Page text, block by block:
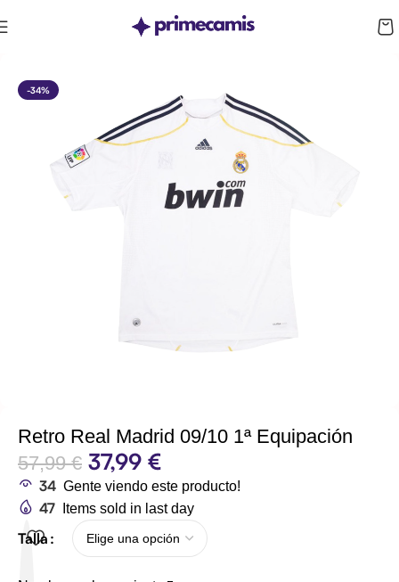
-34%
Retro Real Madrid 09/10 1ª Equipación
57,99€ 37,99 €
34 Gente viendo este producto!
47 Items sold in last day
Talla